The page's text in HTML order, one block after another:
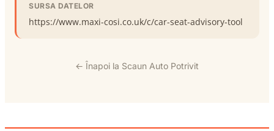
SURSA DATELOR
https://www.maxi-cosi.co.uk/c/car-seat-advisory-tool
← Înapoi la Scaun Auto Potrivit